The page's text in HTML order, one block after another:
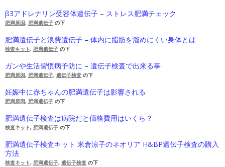
β3アドレナリン受容体遺伝子 – ストレス肥満チェック
肥満原因, 肥満遺伝子 の下
肥満遺伝子と浪費遺伝子 – 体内に脂肪を溜めにくい身体とは
検査キット, 肥満遺伝子 の下
ガンや生活習慣病予防に – 遺伝子検査で出来る事
肥満原因, 肥満遺伝子, 遺伝子検査 の下
妊娠中に赤ちゃんの肥満遺伝子は影響される
肥満原因, 肥満遺伝子 の下
肥満遺伝子検査は病院だと価格費用はいくら？
検査キット, 肥満遺伝子 の下
肥満遺伝子検査キット 米倉涼子のネオリア H&BP遺伝子検査の購入
方法
検査キット, 肥満遺伝子, 遺伝子検査 の下